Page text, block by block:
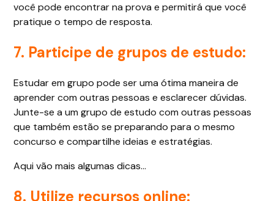
você pode encontrar na prova e permitirá que você
pratique o tempo de resposta.
7. Participe de grupos de estudo:
Estudar em grupo pode ser uma ótima maneira de
aprender com outras pessoas e esclarecer dúvidas.
Junte-se a um grupo de estudo com outras pessoas
que também estão se preparando para o mesmo
concurso e compartilhe ideias e estratégias.
Aqui vão mais algumas dicas…
8. Utilize recursos online: